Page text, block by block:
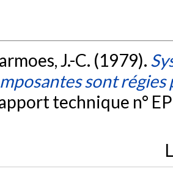
J.-C. (1979).
sont
technique n°